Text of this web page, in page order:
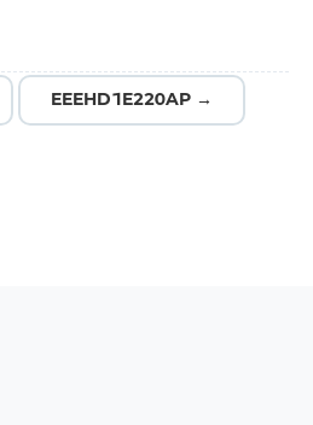
EEEHD1E220AP →